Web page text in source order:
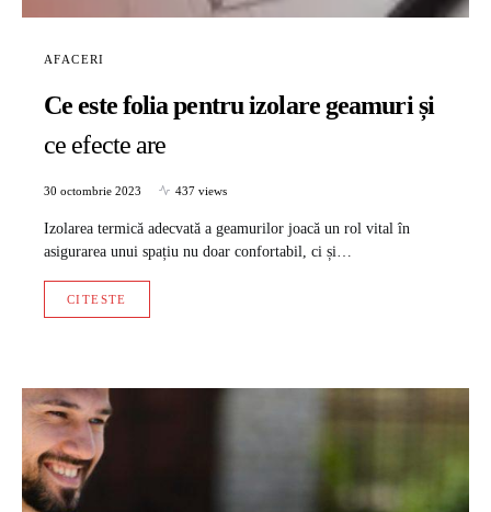
AFACERI
Ce este folia pentru izolare geamuri și
ce efecte are
30 octombrie 2023 437 views
Izolarea termică adecvată a geamurilor joacă un rol vital în
asigurarea unui spațiu nu doar confortabil, ci și…
CITESTE